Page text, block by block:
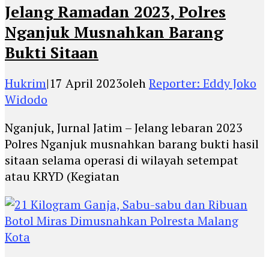
Jelang Ramadan 2023, Polres
Nganjuk Musnahkan Barang
Bukti Sitaan
Hukrim|17 April 2023olehReporter: Eddy Joko
Widodo
Nganjuk, Jurnal Jatim – Jelang lebaran 2023
Polres Nganjuk musnahkan barang bukti hasil
sitaan selama operasi di wilayah setempat
atau KRYD (Kegiatan